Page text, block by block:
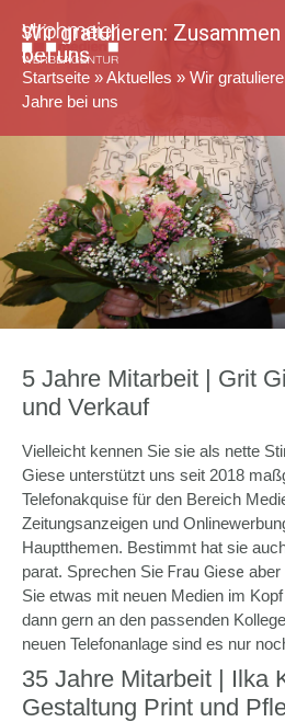
Wir gratulieren:
bei uns
Startseite »Aktuelles » Wir
Jahre bei uns
5 Jahre Mitarbeit | Grit
und Verkauf
Vielleicht kennen Sie sie als nette
Giese unterstützt uns seit 2018
Telefonakquise für den Bereich
Zeitungsanzeigen und
Hauptthemen. Bestimmt hat sie
parat. Sprechen Sie Frau Giese aber
Sie etwas mit neuen Medien im
dann gern an den passenden
neuen Telefonanlage sind es nur
35 Jahre Mitarbeit | Ilka
Gestaltung Print und